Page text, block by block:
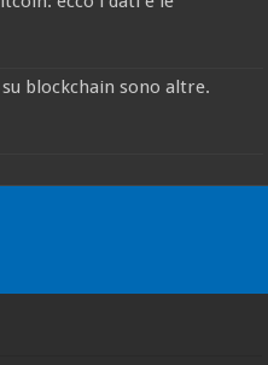
blockchain sono altre.